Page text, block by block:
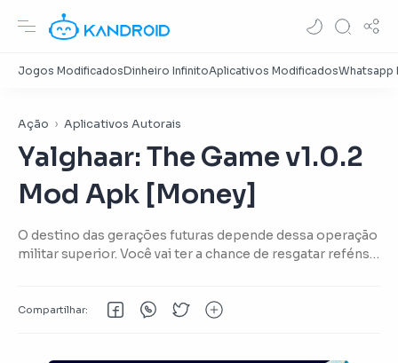
Ação Aplicativos Autorais
Yalghaar: The Game v1.0.2
Mod Apk [Money]
O destino das gerações futuras depende dessa operação
militar superior. Você vai ter a chance de resgatar reféns,